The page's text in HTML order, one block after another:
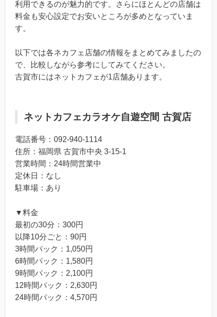
利用できるのが魅力的です。さらにほとんどの店舗は
料金も安心設定でお安いところが多めとなっていま
す。
以下では各ネカフェ店舗の情報をまとめてみましたの
で、比較しながら参考にしてみてください。
古賀市にはネットカフェが1店舗あります。
ネットカフェカラオケ自遊空間 古賀店
電話番号：092-940-1114
住所：福岡県 古賀市中央 3-15-1
営業時間：24時間営業中
定休日：なし
駐車場：あり
▼料金
最初の30分：300円
以降10分ごと：90円
3時間パック：1,050円
6時間パック：1,580円
9時間パック：2,100円
12時間パック：2,630円
24時間パック：4,570円